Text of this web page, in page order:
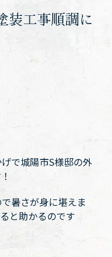
装工事順調に
で城陽市S様邸の外
暑さが身に堪えま
と助かるのです